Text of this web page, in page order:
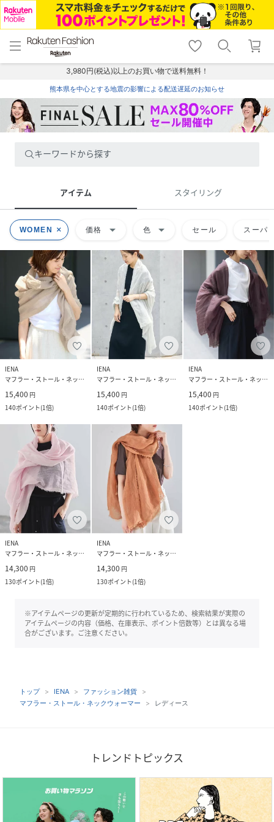
menu home
トップ
shopping_cart lock_outline
ログイン
3,980円(税込)以上のお買い物で送料無料！
熊本県を中心とする地震の影響による配送遅延のお知らせ
キーワードから探す
アイテム スタイリング
WOMEN 価格 arrow_drop_down 色 arrow_drop_down セール スーパ
IENA
マフラー・ストール・ネックウォーマー
15,400 円
140ポイント(1倍)
IENA
マフラー・ストール・ネックウォーマー
15,400 円
140ポイント(1倍)
IENA
マフラー・ストール・ネックウォーマー
15,400 円
140ポイント(1倍)
IENA
マフラー・ストール・ネックウォーマー
14,300 円
130ポイント(1倍)
IENA
マフラー・ストール・ネックウォーマー
14,300 円
130ポイント(1倍)
※アイテムページの更新が定期的に行われているため、検索結果が実際の
アイテムページの内容（価格、在庫表示、ポイント倍数等）とは異なる場
合がございます。ご注意ください。
トップ IENA
ファッション雑貨
マフラー・ストール・ネックウォーマー
レディース
トレンドトピックス